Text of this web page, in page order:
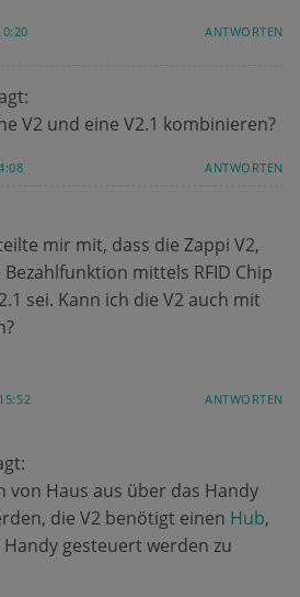
ANTWORTEN
V2 und eine V2.1 kombinieren?
ANTWORTEN
mir mit, dass die Zappi V2,
mittels RFID Chip
sei. Kann ich die V2 auch mit
ANTWORTEN
von Haus aus über das Handy
die V2 benötigt einen Hub,
gesteuert werden zu